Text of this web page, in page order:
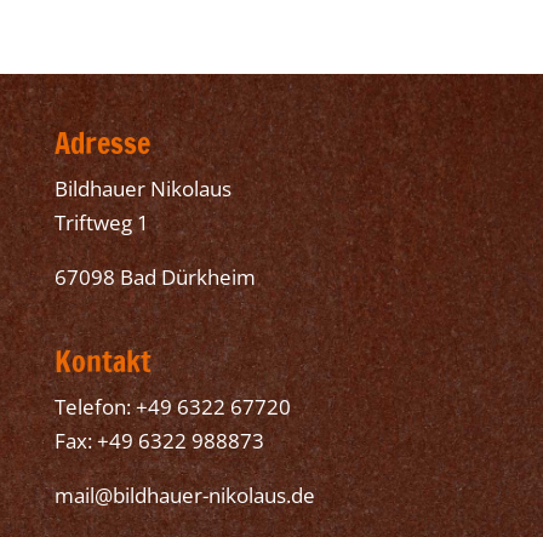
Adresse
Bildhauer Nikolaus
Triftweg 1
67098 Bad Dürkheim
Kontakt
Telefon: +49 6322 67720
Fax: +49 6322 988873
mail@bildhauer-nikolaus.de